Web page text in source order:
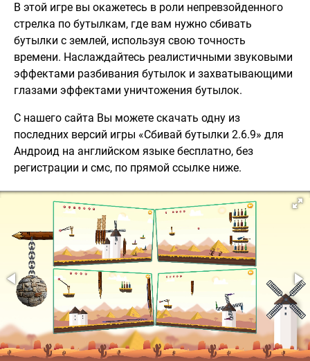
В этой игре вы окажетесь в роли непревзойденного
стрелка по бутылкам, где вам нужно сбивать
бутылки с землей, используя свою точность
времени. Наслаждайтесь реалистичными звуковыми
эффектами разбивания бутылок и захватывающими
глазами эффектами уничтожения бутылок.
С нашего сайта Вы можете скачать одну из
последних версий игры «Сбивай бутылки 2.6.9» для
Андроид на английском языке бесплатно, без
регистрации и смс, по прямой ссылке ниже.